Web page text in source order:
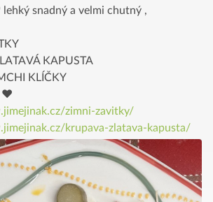
snadný a velmi chutný ,
KAPUSTA
KLÍČKY
♥️
zimni-zavitky/
krupava-zlatava-kapusta/